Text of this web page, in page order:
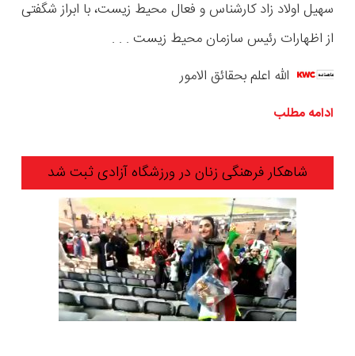
سهیل اولاد زاد کارشناس و فعال محیط زیست، با ابراز شگفتی
از اظهارات رئیس سازمان محیط زیست . . .
الله اعلم بحقائق الامور
ادامه مطلب
شاهکار فرهنگی زنان در ورزشگاه آزادی ثبت شد